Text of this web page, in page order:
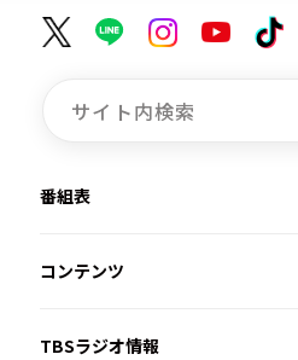
番組表
コンテンツ
TBSラジオ情報